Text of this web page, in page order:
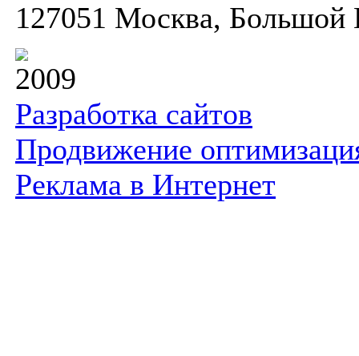
127051 Москва, Большой
2009
Разработка сайтов
Продвижение
Реклама в Интернет